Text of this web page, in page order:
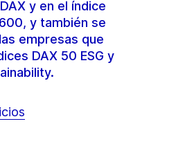
y en el índice
y también se
empresas que
DAX 50 ESG y